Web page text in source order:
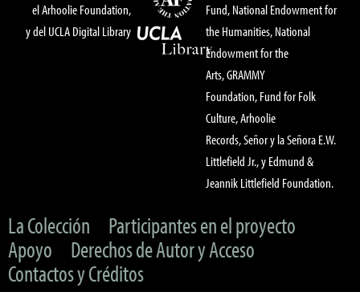
el Arhoolie Foundation,
y del UCLA Digital Library
Fund, National Endowment for
the Humanities, National
Endowment for the
Arts, GRAMMY
Foundation, Fund for Folk
Culture, Arhoolie
Records, Señor y la Señora E.W.
Littlefield Jr., y Edmund &
Jeannik Littlefield Foundation.
La Colección
Participantes en el proyecto
Apoyo
Derechos de Autor y Acceso
Contactos y Créditos